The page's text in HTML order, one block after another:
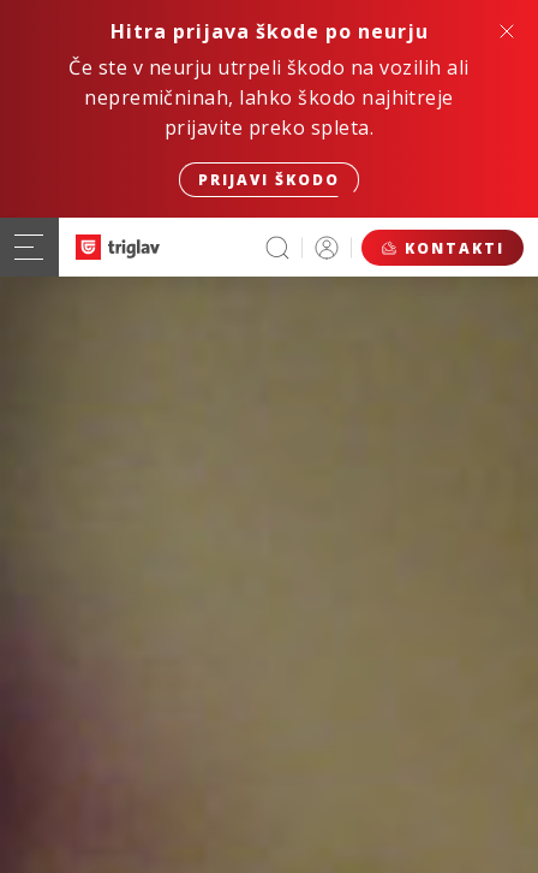
Hitra prijava škode po neurju
Če ste v neurju utrpeli škodo na vozilih ali
nepremičninah, lahko škodo najhitreje
prijavite preko spleta.
PRIJAVI ŠKODO
KONTAKTI